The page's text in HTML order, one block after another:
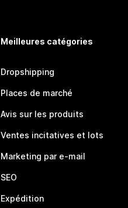
Meilleures catégories
Dropshipping
Places de marché
Avis sur les produits
Ventes incitatives et lots
Marketing par e-mail
SEO
Expédition